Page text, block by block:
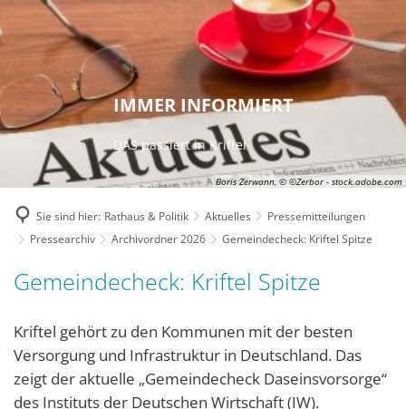
Boris Zerwann, © ©Zerbor - stock.adobe.com
IMMER INFORMIERT
DAS passiert in Kriftel
Sie sind hier: Rathaus & Politik Aktuelles
Pressemitteilungen
Pressearchiv
Archivordner 2026 Gemeindecheck: Kriftel Spitze
Gemeindecheck: Kriftel Spitze
Kriftel gehört zu den Kommunen mit der besten
Versorgung und Infrastruktur in Deutschland. Das
zeigt der aktuelle „Gemeindecheck Daseinsvorsorge“
des Instituts der Deutschen Wirtschaft (IW).